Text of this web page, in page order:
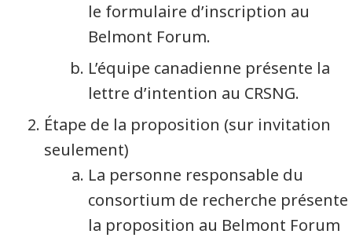
le formulaire d’inscription au
Belmont Forum.
L’équipe canadienne présente la
lettre d’intention au CRSNG.
Étape de la proposition (sur invitation
seulement)
La personne responsable du
consortium de recherche présente
la proposition au Belmont Forum